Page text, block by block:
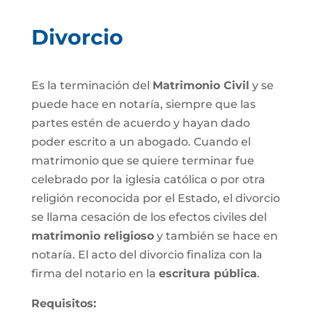
Divorcio
Es la terminación del Matrimonio Civil y se
puede hace en notaría, siempre que las
partes estén de acuerdo y hayan dado
poder escrito a un abogado. Cuando el
matrimonio que se quiere terminar fue
celebrado por la iglesia católica o por otra
religión reconocida por el Estado, el divorcio
se llama cesación de los efectos civiles del
matrimonio religiosoy también se hace en
notaría. El acto del divorcio finaliza con la
firma del notario en la escritura pública.
Requisitos: